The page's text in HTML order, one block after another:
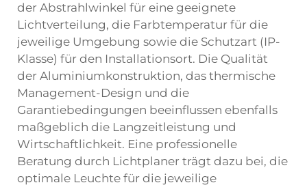
der Abstrahlwinkel für eine geeignete
Lichtverteilung, die Farbtemperatur für die
jeweilige Umgebung sowie die Schutzart (IP-
Klasse) für den Installationsort. Die Qualität
der Aluminiumkonstruktion, das thermische
Management-Design und die
Garantiebedingungen beeinflussen ebenfalls
maßgeblich die Langzeitleistung und
Wirtschaftlichkeit. Eine professionelle
Beratung durch Lichtplaner trägt dazu bei, die
optimale Leuchte für die jeweilige